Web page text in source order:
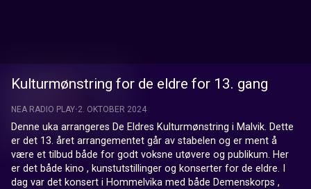
Kulturmønstring for de eldre for 13. gang
NEA RADIO PLAY 2. OKTOBER 2024
Denne uka arrangeres De Eldres Kulturmønstring i Malvik. Dette
er det 13. året arrangementet går av stabelen og er ment å
være et tilbud både for godt voksne utøvere og publikum. Her
er det både kino , kunstutstillinger og konserter for de eldre. I
dag var det konsert i Hommelvika med både Demenskorps ,